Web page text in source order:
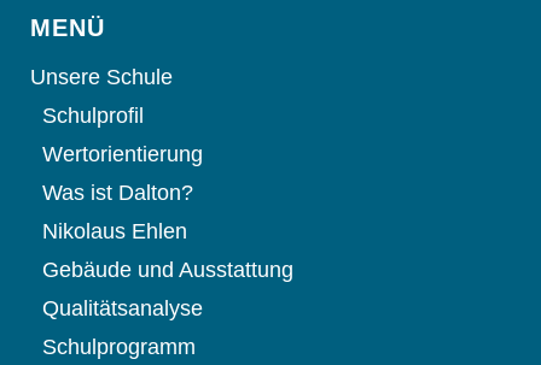
MENÜ
Unsere Schule
Schulprofil
Wertorientierung
Was ist Dalton?
Nikolaus Ehlen
Gebäude und Ausstattung
Qualitätsanalyse
Schulprogramm